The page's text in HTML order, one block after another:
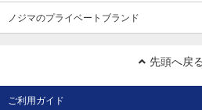
ノジマのプライベートブランド
先頭へ戻る
ご利用ガイド